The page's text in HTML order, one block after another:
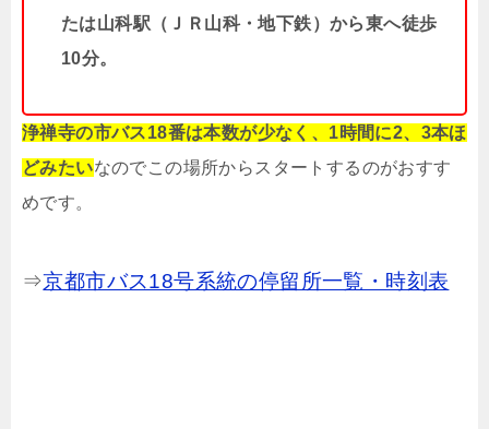
たは山科駅（ＪＲ山科・地下鉄）から東へ徒歩
10分。
浄禅寺の市バス18番は本数が少なく、1時間に2、3本ほ
どみたいなのでこの場所からスタートするのがおすす
めです。
⇒京都市バス18号系統の停留所一覧・時刻表